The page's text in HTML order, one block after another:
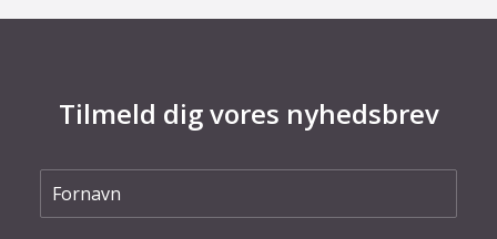
Tilmeld dig vores nyhedsbrev